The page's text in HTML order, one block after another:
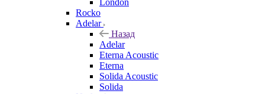
London
Rocko
Adelar
Назад
Adelar
Eterna Acoustic
Eterna
Solida Acoustic
Solida